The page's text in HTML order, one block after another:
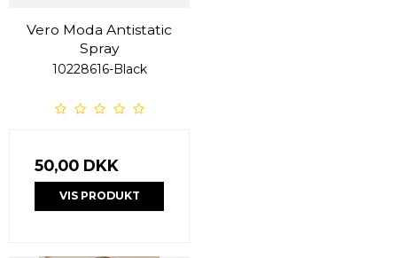
Vero Moda Antistatic
Spray
10228616-Black
50,00 DKK
VIS PRODUKT